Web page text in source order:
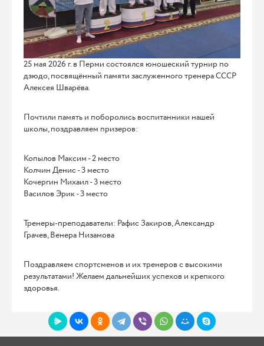
25 мая 2026 г. в Перми состоялся юношеский турнир по
дзюдо, посвящённый памяти заслуженного тренера СССР
Алексея Шварёва.
Почтили память и поборолись воспитанники нашей
школы, поздравляем призеров:
Копылов Максим - 2 место
Колчин Денис - 3 место
Кочергин Михаил - 3 место
Василов Эрик - 3 место
Тренеры-преподаватели: Рафис Закиров, Александр
Грачев, Венера Низамова
Поздравляем спортсменов и их тренеров с высокими
результатами! Желаем дальнейших успехов и крепкого
здоровья.